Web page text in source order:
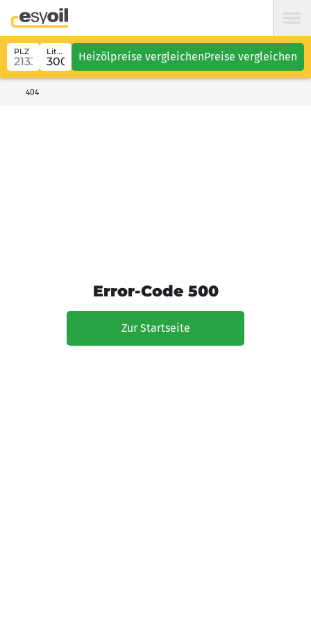
PLZ Liter Heizölpreise vergleichenPreise vergleichen
404
Error-Code 500
Zur Startseite